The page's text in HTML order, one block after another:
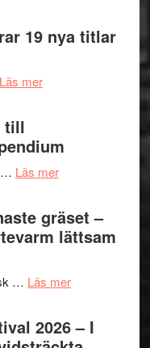
trailern
för
X-
I
Want
to
Believe
Vrach
Frankenshtey
med
Mulder
och
19 nya titlar
Läs merom
presenterar
19
titlar
i
till
… Läs merom
Shahab
Mehrabi
till
Kulturs
gräset –
lättsam
… Läs merom
Det
grönaste
2026 – I